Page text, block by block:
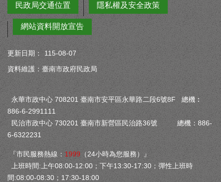
民政局交通位置
隱私權及安全政策
網站資料開放宣告
更新日期：
115-08-07
資料維護：臺南市政府民政局
永華市政中心 708201 臺南市安平區永華路二段6號8F 總機︰
886-6-2991111
民治市政中心 730201 臺南市新營區民治路36號 總機：886-
6-6322231
『市民服務熱線： 1999 （24小時為您服務）』
上班時間:上午08:00-12:00；下午13:30-17:30；彈性上班時
間:08:00-08:30；17:30-18:00